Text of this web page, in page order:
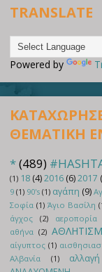
TRANSLATE
Powered by
ΘΕΜΑΤΙΚΗ
*(489)
(1) 18 (4)2016 (6) 2017
9 (1) 90's (1) αγάπη (9)
Σοφία (1) Άγιο Βασίλη
άγχος
(2)
αεροπορία
αθήνα (2)
αίγυπτος (1)
Αλβανία
(1)
αλλαγή